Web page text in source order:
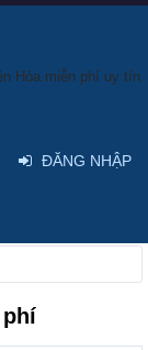
phí
ĐĂNG NHẬP